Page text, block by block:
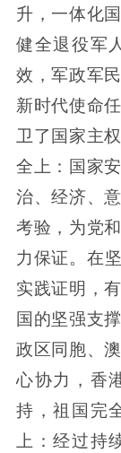
升，一体化
健全退役军
效，军政军
新时代使命
卫了国家主
全上：国家
治、经济、
考验，为党
力保证。在
实践证明，
国的坚强支
政区同胞、
心协力，香
持，祖国完
上：经过持